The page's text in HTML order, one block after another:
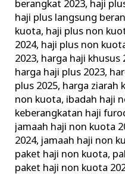
berangkat 2023, haji
haji plus langsung
kuota, haji plus non
2024, haji plus non
2023, harga haji khusus
harga haji plus 2023,
plus 2025, harga ziarah
non kuota, ibadah haji
keberangkatan haji
jamaah haji non kuota
2024, jamaah haji non
paket haji non kuota,
paket haji non kuota